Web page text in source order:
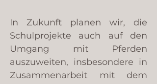
In Zukunft planen wir, die
Schulprojekte auch auf den
Umgang mit Pferden
auszuweiten, insbesondere in
Zusammenarbeit mit dem